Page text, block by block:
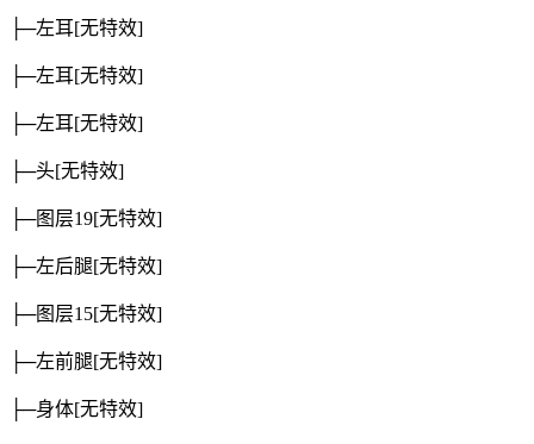
├─左耳[无特效]
├─左耳[无特效]
├─左耳[无特效]
├─头[无特效]
├─图层19[无特效]
├─左后腿[无特效]
├─图层15[无特效]
├─左前腿[无特效]
├─身体[无特效]